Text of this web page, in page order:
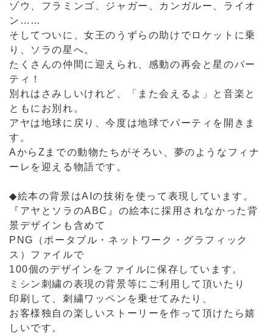
ゾウ、フラミンゴ、ジャガー、カンガルー、ライオ
ン……
そしてついに、女王のうずらの助けでロケットに乗
り、ソラの星へ。
たくさんの仲間に迎えられ、感動の再会と星のパー
ティ！
別れはさみしいけれど、「また会えるよ」と音楽と
ともにお別れ。
アヤは地球に戻り、今度は地球でパーティを開きま
す。
AからZまでの動物たちがそろい、夢のようなフィナ
ーレを迎える物語です。
◆絵本の背景はAIの技術を使って表現しています。
『アヤとソラのABC』の絵本に採用されなかった背
景デザインも含めて
PNG（ポータブル・ネットワーク・グラフィック
ス）ファイルで
100個のデザインをファイルに保存しています。
ミシン刺繍の表現の背景等にご利用して頂いたり
印刷して、刺繍ワッペンを乗せてみたり、
お客様独自の楽しいストーリーを作って頂けたら嬉
しいです。